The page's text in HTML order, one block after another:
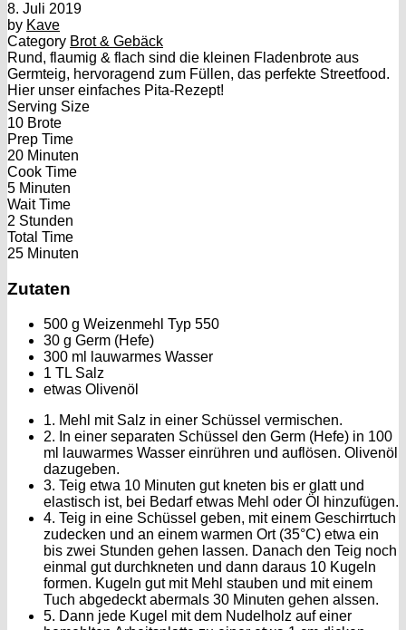
8. Juli 2019
by Kave
Category Brot & Gebäck
Rund, flaumig & flach sind die kleinen Fladenbrote aus
Germteig, hervoragend zum Füllen, das perfekte Streetfood.
Hier unser einfaches Pita-Rezept!
Serving Size
10 Brote
Prep Time
20 Minuten
Cook Time
5 Minuten
Wait Time
2 Stunden
Total Time
25 Minuten
Zutaten
500 g Weizenmehl Typ 550
30 g Germ (Hefe)
300 ml lauwarmes Wasser
1 TL Salz
etwas Olivenöl
1. Mehl mit Salz in einer Schüssel vermischen.
2. In einer separaten Schüssel den Germ (Hefe) in 100
ml lauwarmes Wasser einrühren und auflösen. Olivenöl
dazugeben.
3. Teig etwa 10 Minuten gut kneten bis er glatt und
elastisch ist, bei Bedarf etwas Mehl oder Öl hinzufügen.
4. Teig in eine Schüssel geben, mit einem Geschirrtuch
zudecken und an einem warmen Ort (35°C) etwa ein
bis zwei Stunden gehen lassen. Danach den Teig noch
einmal gut durchkneten und dann daraus 10 Kugeln
formen. Kugeln gut mit Mehl stauben und mit einem
Tuch abgedeckt abermals 30 Minuten gehen alssen.
5. Dann jede Kugel mit dem Nudelholz auf einer